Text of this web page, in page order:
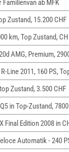
Familienvan ab MFK
Zustand, 15.200 CHF
km, Top Zustand, CH
AMG, Premium,
Line 2011, 160 PS,
Zustand, 3.500 CHF
in Top-Zustand,
Final Edition 2008 in
Automatik - 240